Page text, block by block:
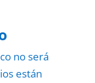
no será
están